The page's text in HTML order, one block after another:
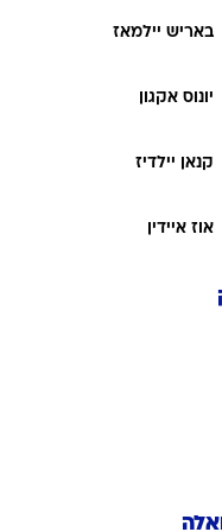
באריש יילמאז
יונוס אקגון
קנאן יילדיז
אוז איידין